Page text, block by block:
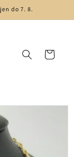
jen do 7. 8.
Cart